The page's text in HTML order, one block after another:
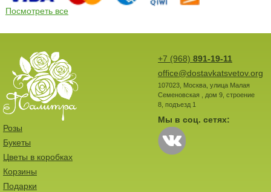
Посмотреть все
+7 (968) 891-19-11
office@dostavkatsvetov.org
107023, Москва, улица Малая
Семеновская , дом 9, строение
8, подъезд 1
Мы в соц. сетях:
Розы
Букеты
Цветы в коробках
Корзины
Подарки